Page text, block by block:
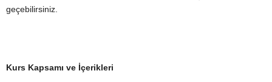
geçebilirsiniz.
Kurs Kapsamı ve İçerikleri